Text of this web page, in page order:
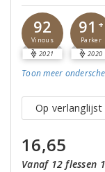
92
Vinous
2021
91 +
Parker
2020
Toon meer
Op verlanglijst
16,65
Vanaf 12 flessen